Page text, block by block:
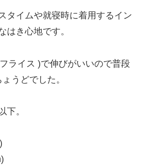
タイムや就寝時に着用するイン
はき心地です。
ライス )で伸びがいいので普段
うどでした。
下。